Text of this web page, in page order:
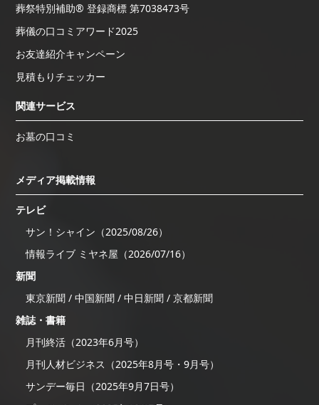
葬祭特別補助® 登録商標 第7038473号
葬儀の口コミアワード2025
お友達紹介キャンペーン
見積もりチェッカー
関連サービス
お墓の口コミ
メディア掲載情報
テレビ
サン！シャイン（2025/08/26）
情報ライブ ミヤネ屋（2026/07/16）
新聞
東京新聞 / 中国新聞 / 中日新聞 / 京都新聞
雑誌・書籍
月刊終活（2023年6月号）
月刊人材ビジネス（2025年8月号・9月号）
サンデー毎日（2025年9月7日号）